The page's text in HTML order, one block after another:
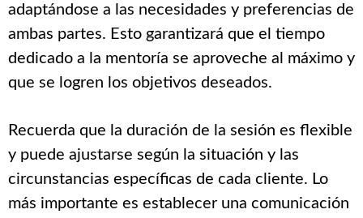
adaptándose a las necesidades y preferencias de
ambas partes. Esto garantizará que el tiempo
dedicado a la mentoría se aproveche al máximo y
que se logren los objetivos deseados.
Recuerda que la duración de la sesión es flexible
y puede ajustarse según la situación y las
circunstancias específicas de cada cliente. Lo
más importante es establecer una comunicación